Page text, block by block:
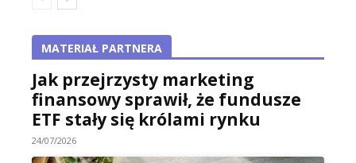
MATERIAŁ PARTNERA
Jak przejrzysty marketing
finansowy sprawił, że fundusze
ETF stały się królami rynku
24/07/2026